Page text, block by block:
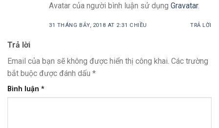
Avatar của người bình luận sử dụng Gravatar.
31 THÁNG BẢY, 2018 AT 2:31 CHIỀU TRẢ LỜI
Trả lời
Email của bạn sẽ không được hiển thị công khai. Các trường
bắt buộc được đánh dấu *
Bình luận *